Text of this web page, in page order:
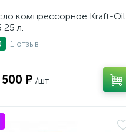
компрессорное Kraft-Oil
25 л.
1 отзыв
₽ /шт